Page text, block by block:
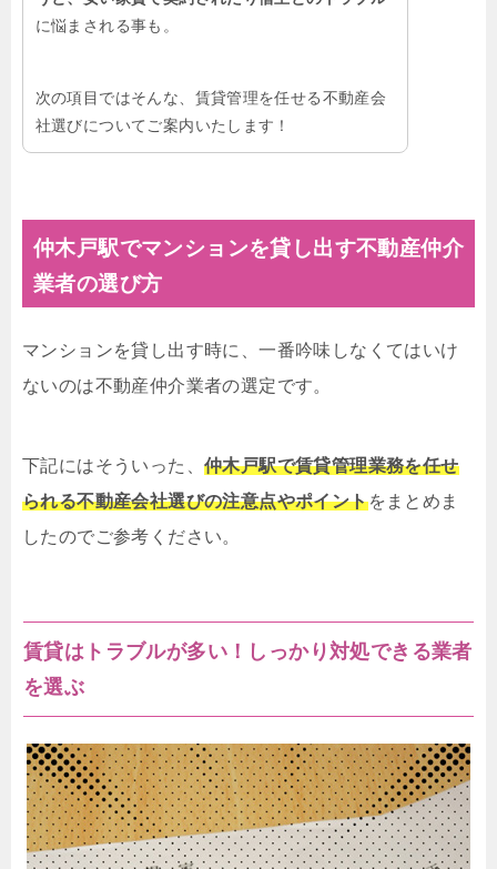
に悩まされる事も。
次の項目ではそんな、賃貸管理を任せる不動産会
社選びについてご案内いたします！
仲木戸駅でマンションを貸し出す不動産仲介
業者の選び方
マンションを貸し出す時に、一番吟味しなくてはいけ
ないのは不動産仲介業者の選定です。
下記にはそういった、 仲木戸駅で賃貸管理業務を任せ
られる不動産会社選びの注意点やポイントをまとめま
したのでご参考ください。
賃貸はトラブルが多い！しっかり対処できる業者
を選ぶ